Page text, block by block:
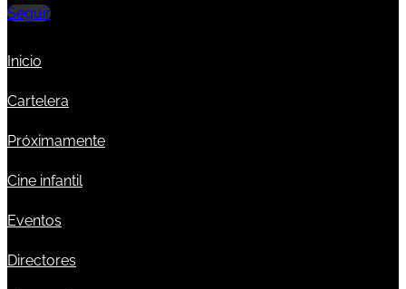
Seguir
Inicio
Cartelera
Próximamente
Cine infantil
Eventos
Directores